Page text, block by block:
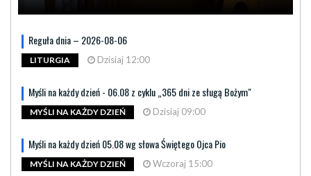
Reguła dnia – 2026-08-06
LITURGIA Dzisiaj 12:00
Myśli na każdy dzień - 06.08 z cyklu „365 dni ze sługą Bożym"
MYŚLI NA KAŻDY DZIEŃ Dzisiaj 09:00
Myśli na każdy dzień 05.08 wg słowa Świętego Ojca Pio
MYŚLI NA KAŻDY DZIEŃ Wczoraj 15:00